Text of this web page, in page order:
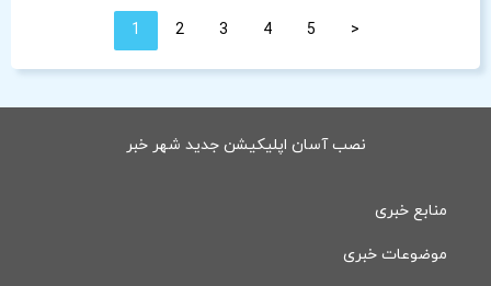
1 2 3 4 5 <
نصب آسان اپلیکیشن جدید شهر خبر
منابع خبری
موضوعات خبری